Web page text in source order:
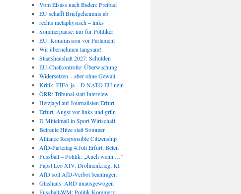
Vom Elsass nach Baden: Freibad
EU schafft Briefgeheimnis ab
rechts metaphysisch – links
Sommerpause: nur für Politiker
EU: Kommission vor Parlament
Wir übernehmen langsam!
Staatshaushalt 2027: Schulden
EU-Chatkontrolle: Überwachung
Widersetzen – aber ohne Gewalt
Kritik: FIFA ja – D NATO EU nein
ÖRR: Tribunal statt Interview
Hetzjagd auf Journalisten Erfurt
Erfurt: Angst vor links und grün
D Mittelmaß in Sport Wirtschaft
Betreute Hitze statt Sommer
Alliance Responsible Citizenship
AfD-Parteitag 4.Juli Erfurt: Beten
Fussball – Politik: „Auch wenn …“
Papst Leo XIV: Drohnenkrieg, KI
AfD soll AfD-Verbot beantragen
Glashaus: ARD unausgewogen
Fussball-WM: Politik Kommerz